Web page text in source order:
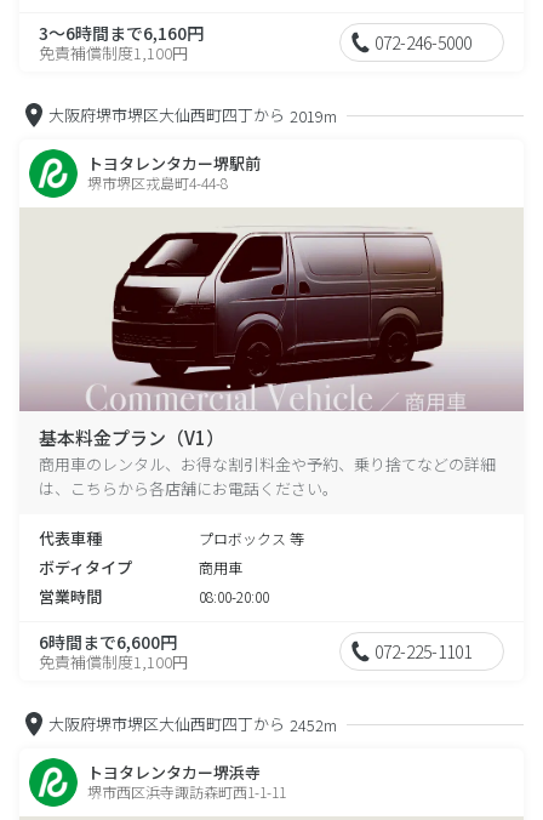
3～6時間まで6,160円
免責補償制度1,100円 072-246-5000
大阪府堺市堺区大仙西町四丁から 2019m
トヨタレンタカー堺駅前
堺市堺区戎島町4-44-8
基本料金プラン（V1）
商用車のレンタル、お得な割引料金や予約、乗り捨てなどの詳細
は、こちらから各店舗にお電話ください。
代表車種 プロボックス 等
ボディタイプ 商用車
営業時間 08:00-20:00
6時間まで6,600円
免責補償制度1,100円 072-225-1101
大阪府堺市堺区大仙西町四丁から 2452m
トヨタレンタカー堺浜寺
堺市西区浜寺諏訪森町西1-1-11